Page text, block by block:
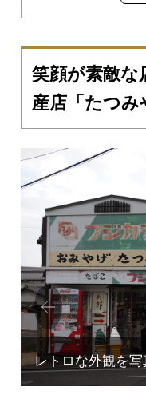
笑顔が素敵な
産店「たつみ
Prev
ious